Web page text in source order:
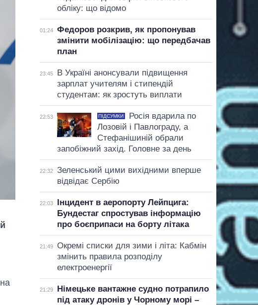
обліку: що відомо
01:24
Федоров розкрив, як пропонував
змінити мобілізацію: що передбачав
план
23:45
В Україні анонсували підвищення
зарплат учителям і стипендій
студентам: як зростуть виплати
22:53 ПІДСУМКИ
Росія вдарила по
Лозовій і Павлограду, а
Стефанішиній обрали
запобіжний захід. Головне за день
22:32
Зеленський цими вихідними вперше
відвідає Сербію
22:03
Інцидент в аеропорту Лейпцига:
Бундестаг спростував інформацію
про боєприпаси на борту літака
21:49
Окремі списки для зими і літа: Кабмін
змінить правила розподілу
електроенергії
21:29
Німецьке вантажне судно потрапило
під атаку дронів у Чорному морі –